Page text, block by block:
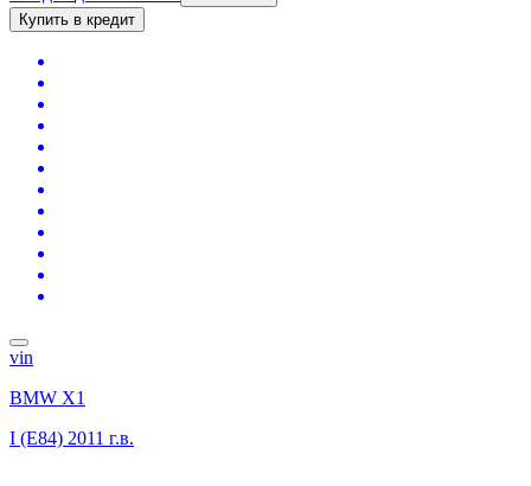
Купить в кредит
vin
BMW X1
I (E84) 2011 г.в.